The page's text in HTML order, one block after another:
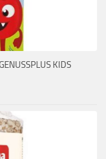
KIDS